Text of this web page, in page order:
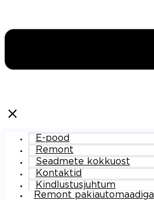
E-pood
Remont
Seadmete kokkuost
Kontaktid
Kindlustusjuhtum
Remont pakiautomaadiga